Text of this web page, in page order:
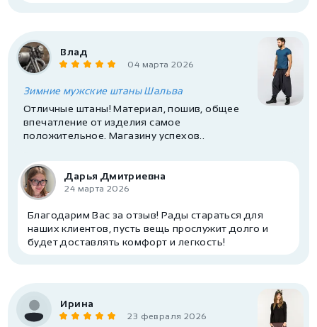
Влад
04 марта 2026
Зимние мужские штаны Шальва
Отличные штаны! Материал, пошив, общее
впечатление от изделия самое
положительное. Магазину успехов..
Дарья Дмитриевна
24 марта 2026
Благодарим Вас за отзыв! Рады стараться для
наших клиентов, пусть вещь прослужит долго и
будет доставлять комфорт и легкость!
Ирина
23 февраля 2026